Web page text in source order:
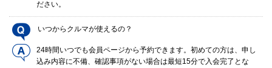
ださい。
いつからクルマが使えるの？
24時間いつでも会員ページから予約できます。初めての方は、申し
込み内容に不備、確認事項がない場合は最短15分で入会完了とな